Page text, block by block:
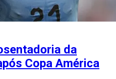
da
Copa América